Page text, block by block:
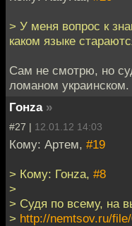
> У меня вопрос к
каком языке
Сам не смотрю, но
ломаном украинском.
Гонzа »
#27 | 12.01.12 14:03
Кому: Артем, #19
> Кому: Гонzа, #8
>
> Судя по всему, на
> http://nemtsov.ru/